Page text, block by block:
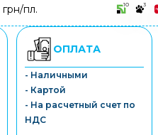
грн/пл. 10 3
3-10
3-7
ПУМБ
3-10
3-10
3-10
ОПЛАТА
- Наличными
- Картой
- На расчетный счет по
НДС